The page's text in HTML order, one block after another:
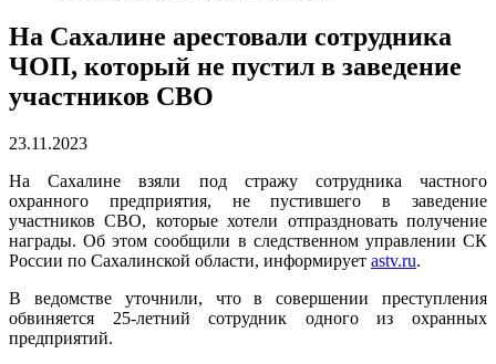
На Сахалине арестовали сотрудника
ЧОП, который не пустил в заведение
участников СВО
23.11.2023
На Сахалине взяли под стражу сотрудника частного
охранного предприятия, не пустившего в заведение
участников СВО, которые хотели отпраздновать получение
награды. Об этом сообщили в следственном управлении СК
России по Сахалинской области, информирует astv.ru.
В ведомстве уточнили, что в совершении преступления
обвиняется 25-летний сотрудник одного из охранных
предприятий.